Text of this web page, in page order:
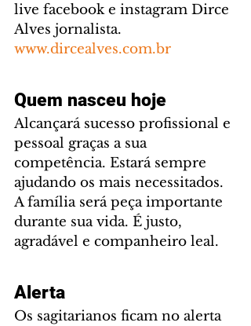
live facebook e instagram Dirce
Alves jornalista.
www.dircealves.com.br
Quem nasceu hoje
Alcançará sucesso profissional e
pessoal graças a sua
competência. Estará sempre
ajudando os mais necessitados.
A família será peça importante
durante sua vida. É justo,
agradável e companheiro leal.
Alerta
Os sagitarianos ficam no alerta